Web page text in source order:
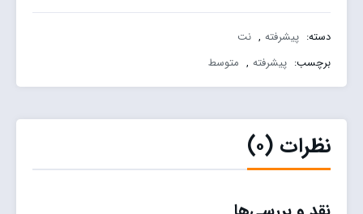
دسته: پیشرفته , نت
برچسب: پیشرفته , متوسط
نظرات (۰)